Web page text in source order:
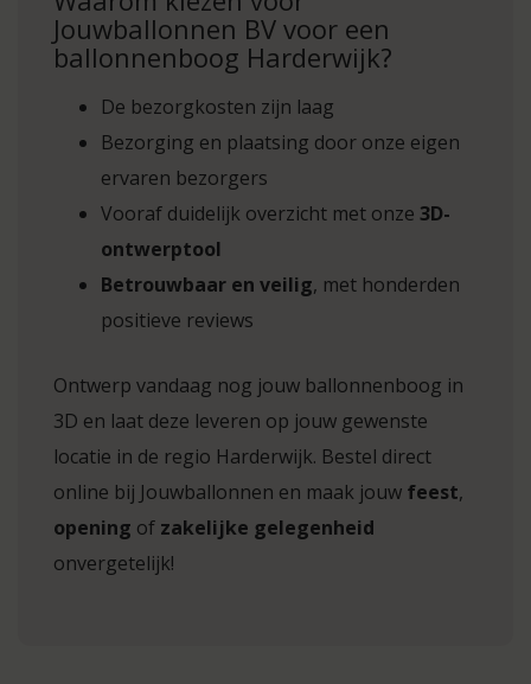
Jouwballonnen BV voor een
ballonnenboog Harderwijk?
De bezorgkosten zijn laag
Bezorging en plaatsing door onze eigen
ervaren bezorgers
Vooraf duidelijk overzicht met onze 3D-
ontwerptool
Betrouwbaar en veilig, met honderden
positieve reviews
Ontwerp vandaag nog jouw ballonnenboog in
3D en laat deze leveren op jouw gewenste
locatie in de regio Harderwijk. Bestel direct
online bij Jouwballonnen en maak jouw feest,
opening of zakelijke gelegenheid
onvergetelijk!